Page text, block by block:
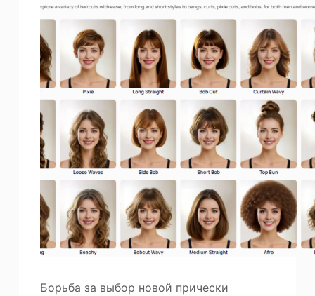
Бесплатное удаление фона
Картинки для уборки
Фотоувеличитель
Повторное авторское право на изображение
Борьба за выбор новой прически